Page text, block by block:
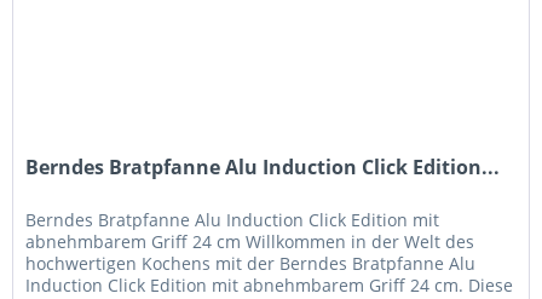
Berndes Bratpfanne Alu Induction Click Edition...
Berndes Bratpfanne Alu Induction Click Edition mit
abnehmbarem Griff 24 cm Willkommen in der Welt des
hochwertigen Kochens mit der Berndes Bratpfanne Alu
Induction Click Edition mit abnehmbarem Griff 24 cm. Diese